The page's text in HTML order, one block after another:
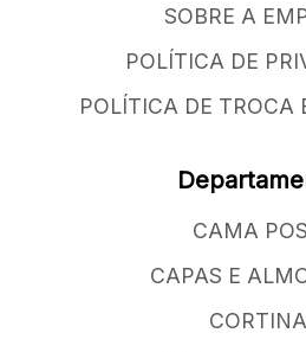
SOBRE A
POLÍTICA DE
POLÍTICA DE TROCA
CAMA
CAPAS E